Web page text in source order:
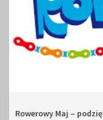
Rowerowy Maj –